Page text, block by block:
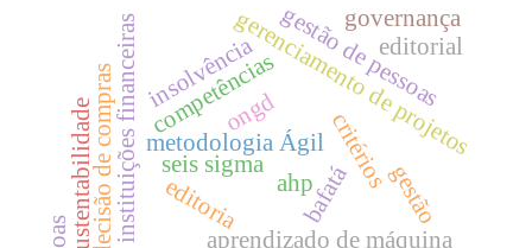
gerenciamento de projetos
metodologia Ágil
competências
instituições financeiras ahp
ongd
bafatá
critérios
insolvência
aprendizado de máquina
seis sigma
gestão de pessoas
editorial
decisão de compras editoria gestão
governança
sustentabilidade